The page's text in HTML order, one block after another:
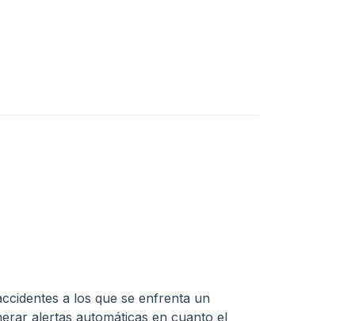
a los que se enfrenta un
alertas automáticas en cuanto el